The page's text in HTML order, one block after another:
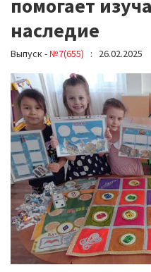
помогает
наследие
Выпуск -№7(655) : 26.02.2025